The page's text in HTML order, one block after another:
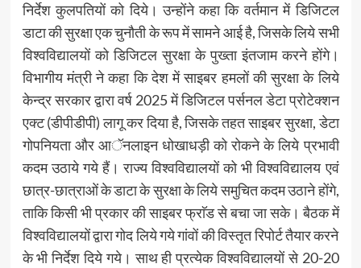
निर्देश कुलपतियों को दिये। उन्होंने कहा कि वर्तमान में डिजिटल
डाटा की सुरक्षा एक चुनौती के रूप में सामने आई है, जिसके लिये सभी
विश्वविद्यालयों को डिजिटल सुरक्षा के पुख्ता इंतजाम करने होंगे।
विभागीय मंत्री ने कहा कि देश में साइबर हमलों की सुरक्षा के लिये
केन्द्र सरकार द्वारा वर्ष 2025 में डिजिटल पर्सनल डेटा प्रोटेक्शन
एक्ट (डीपीडीपी) लागू कर दिया है, जिसके तहत साइबर सुरक्षा, डेटा
गोपनियता और आॅनलाइन धोखाधड़ी को रोकने के लिये प्रभावी
कदम उठाये गये हैं। राज्य विश्वविद्यालयों को भी विश्वविद्यालय एवं
छात्र-छात्राओं के डाटा के सुरक्षा के लिये समुचित कदम उठाने होंगे,
ताकि किसी भी प्रकार की साइबर फ्राॅड से बचा जा सके। बैठक में
विश्वविद्यालयों द्वारा गोद लिये गये गांवों की विस्तृत रिपोर्ट तैयार करने
के भी निर्देश दिये गये। साथ ही प्रत्येक विश्वविद्यालयों से 20-20